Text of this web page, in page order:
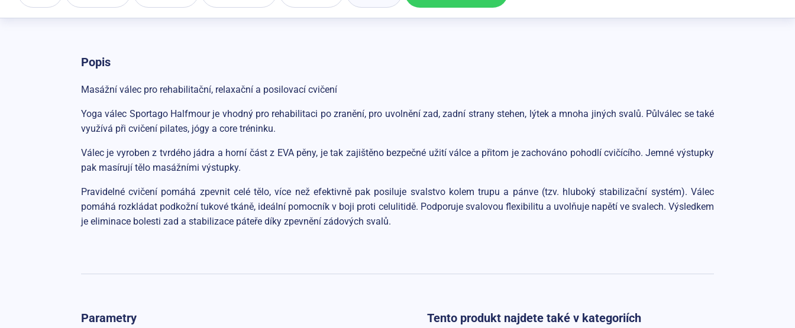
Popis
Masážní válec pro rehabilitační, relaxační a posilovací cvičení
Yoga válec Sportago Halfmour je vhodný pro rehabilitaci po zranění, pro uvolnění zad, zadní strany stehen, lýtek a mnoha jiných svalů. Půlválec se také
využívá při cvičení pilates, jógy a core tréninku.
Válec je vyroben z tvrdého jádra a horní část z EVA pěny, je tak zajištěno bezpečné užití válce a přitom je zachováno pohodlí cvičícího. Jemné výstupky
pak masírují tělo masážními výstupky.
Pravidelné cvičení pomáhá zpevnit celé tělo, více než efektivně pak posiluje svalstvo kolem trupu a pánve (tzv. hluboký stabilizační systém). Válec
pomáhá rozkládat podkožní tukové tkáně, ideální pomocník v boji proti celulitidě. Podporuje svalovou flexibilitu a uvolňuje napětí ve svalech. Výsledkem
je eliminace bolesti zad a stabilizace páteře díky zpevnění zádových svalů.
Parametry Tento produkt najdete také v kategoriích